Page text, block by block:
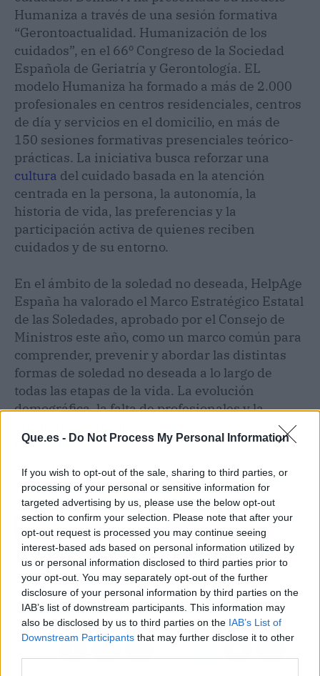
Que.es - Do Not Process My Personal Information
If you wish to opt-out of the sale, sharing to third parties, or
processing of your personal or sensitive information for
targeted advertising by us, please use the below opt-out
section to confirm your selection. Please note that after your
opt-out request is processed you may continue seeing
interest-based ads based on personal information utilized by
us or personal information disclosed to third parties prior to
your opt-out. You may separately opt-out of the further
disclosure of your personal information by third parties on the
IAB’s list of downstream participants. This information may
also be disclosed by us to third parties on the IAB’s List of
Downstream Participants that may further disclose it to other
Humaniza a través de una sesión formativa
“Gerontoactualidad. Humanización de los
cuidados”, en el 66º Congreso de la Sociedad
Española de Geriatría y Gerontología. EL
modelo Humaniza ha formado a más de 2.000
profesionales en centros residenciales, centros
de día y servicios en el domicilio, en más de
150 sesiones formativas presenciales teórico-
prácticas. La iniciativa busca reforzar una
cultura del cuidado basada en la atención
centrada en la persona, la autonomía, la
historia de vida, las preferencias y la
participación activa de quienes reciben
cuidados y de su entorno.
En el ámbito de la soledad no deseada, HelpAge
España ha valorado el Marco Estratégico Estatal
de las Soledades, aprobado por el Consejo de
Ministros este año, como un marco común para
comprender, prevenir y abordar las distintas
formas de soledad no deseada a lo largo de
todas las etapas de la vida. La evolución
demográfica, la falta de profesionales y la
mantienen el foco en la necesidad de actualizar
Artículo anterior
El 72 % de las mujeres
mayores de 50 años con
fracturas no reciben
tratamiento para la
osteoporosis
Artículo siguiente
La IA abre la puerta al
fraude en las
universidades y
profesores y directores
exigen una reforma
urgente de la ley